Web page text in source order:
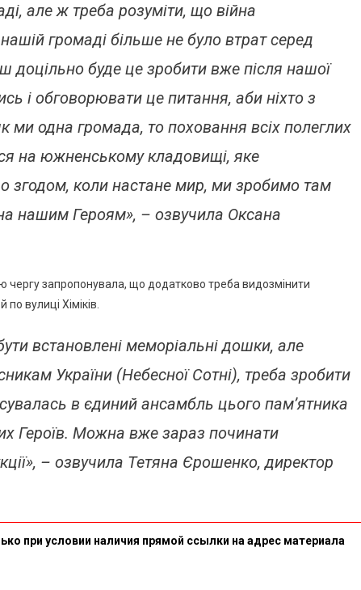
але ж треба розуміти, що війна
громаді більше не було втрат серед
доцільно буде це зробити вже після нашої
і обговорювати це питання, аби ніхто з
ми одна громада, то поховання всіх полеглих
на южненському кладовищі, яке
коли настане мир, ми зробимо там
нашим Героям», – озвучила Оксана
запропонувала, що додатково треба видозмінити
вулиці Хіміків.
встановлені меморіальні дошки, але
України (Небесної Сотні), треба зробити
в єдиний ансамбль цього пам’ятника
Героїв. Можна вже зараз починати
– озвучила Тетяна Єрошенко, директор
при условии наличия прямой ссылки на адрес материала